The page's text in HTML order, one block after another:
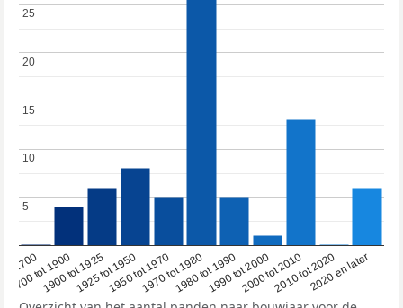
1700
1700 tot 1900
1900 tot 19251925 tot 19501950 tot 19701970 tot 19801980 tot 19901990 tot 20002000 tot 20102010 tot 20202020 en later
5
5
10
10
15
15
20
20
25
25